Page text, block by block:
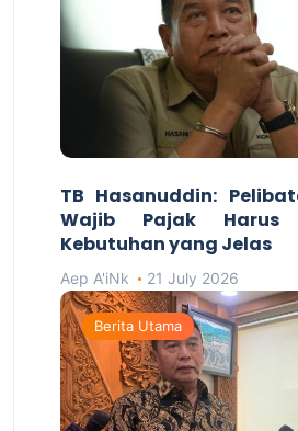
TB Hasanuddin:
Wajib Pajak Harus
Kebutuhan yang Jelas
Aep A'iNk 21 July 2026
Berita Utama